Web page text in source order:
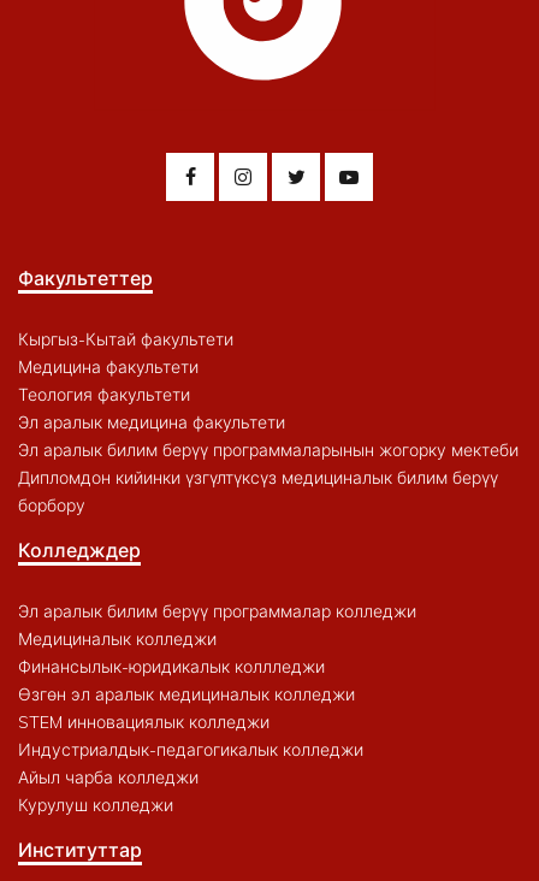
Факультеттер
Кыргыз-Кытай факультети
Медицина факультети
Теология факультети
Эл аралык медицина факультети
Эл аралык билим берүү программаларынын жогорку мектеби
Дипломдон кийинки үзгүлтүксүз медициналык билим берүү
борбору
Колледждер
Эл аралык билим берүү программалар колледжи
Медициналык колледжи
Финансылык-юридикалык коллледжи
Өзгөн эл аралык медициналык колледжи
STEM инновациялык колледжи
Индустриалдык-педагогикалык колледжи
Айыл чарба колледжи
Курулуш колледжи
Институттар